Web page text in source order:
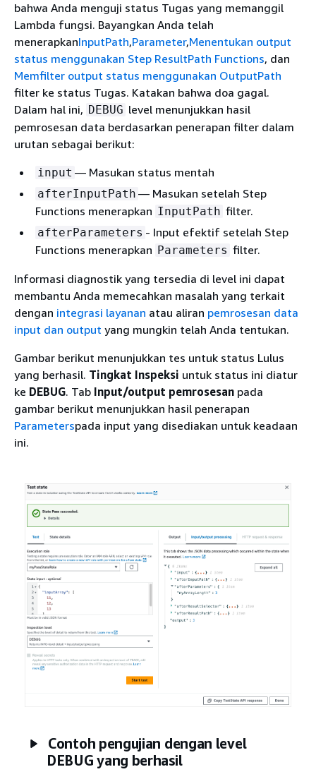
bahwa Anda menguji status Tugas yang memanggil
Lambda fungsi. Bayangkan Anda telah
menerapkanInputPath,Parameter,Menentukan output
status menggunakan Step ResultPath Functions, dan
Memfilter output status menggunakan OutputPath
filter ke status Tugas. Katakan bahwa doa gagal.
Dalam hal ini, DEBUG level menunjukkan hasil
pemrosesan data berdasarkan penerapan filter dalam
urutan sebagai berikut:
input — Masukan status mentah
afterInputPath — Masukan setelah Step
Functions menerapkan InputPath filter.
afterParameters - Input efektif setelah Step
Functions menerapkan Parameters filter.
Informasi diagnostik yang tersedia di level ini dapat
membantu Anda memecahkan masalah yang terkait
dengan integrasi layanan atau aliran pemrosesan data
input dan output yang mungkin telah Anda tentukan.
Gambar berikut menunjukkan tes untuk status Lulus
yang berhasil. Tingkat Inspeksi untuk status ini diatur
ke DEBUG. Tab Input/output pemrosesan pada
gambar berikut menunjukkan hasil penerapan
Parameterspada input yang disediakan untuk keadaan
ini.
Contoh pengujian dengan level
DEBUG yang berhasil